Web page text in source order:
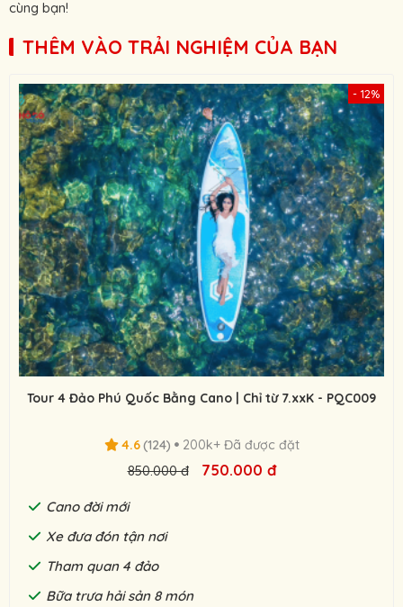
cùng bạn!
THÊM VÀO TRẢI NGHIỆM CỦA BẠN
- 12%
Tour 4 Đảo Phú Quốc Bằng Cano | Chỉ từ 7.xxK - PQC009
4.6(124) 200k+ Đã được đặt
850.000 đ 750.000 đ
Cano đời mới
Xe đưa đón tận nơi
Tham quan 4 đảo
Bữa trưa hải sản 8 món